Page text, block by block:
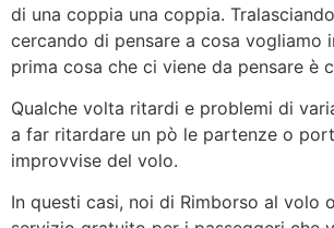
di una coppia una coppia.
cercando di pensare a cosa vogliamo
prima cosa che ci viene da pensare è
Qualche volta ritardi e problemi di
a far ritardare un pò le partenze o
improvvise del volo.
In questi casi, noi di Rimborso al volo